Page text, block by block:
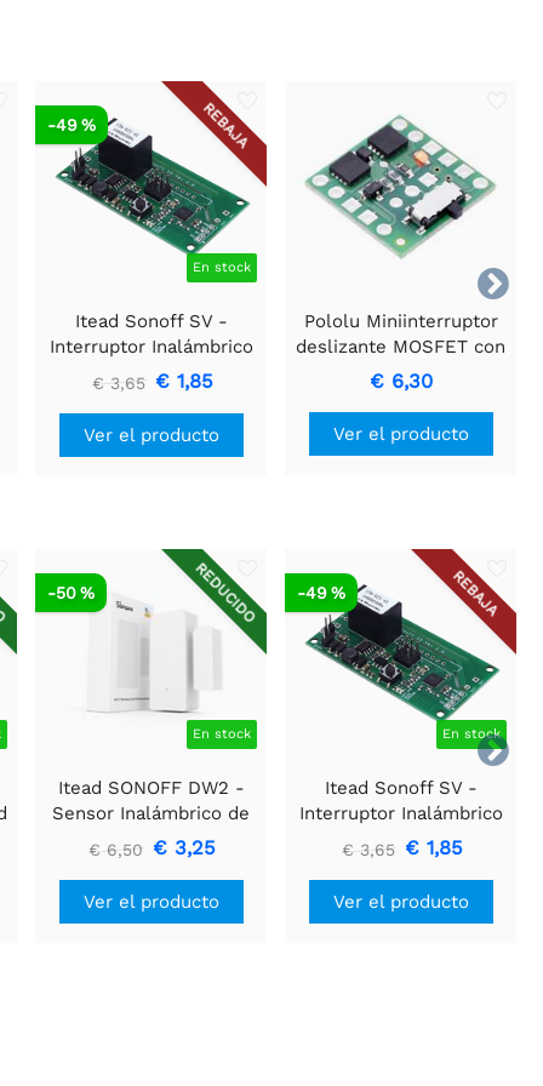

REBAJA
En stock
-49 %
Itead Sonoff SV -
Interruptor Inalámbrico
WiFi de Voltaje Seguro
€ 3,65 € 1,85
Ver el producto
Pololu Miniinterruptor
deslizante MOSFET con
protección de voltaje
inverso, LV
€ 6,30
Ver el producto

REDUCIDO
En stock
-50 %
Itead SONOFF DW2 -
Sensor Inalámbrico de
Puerta/Ventana Wi-Fi
€ 6,50 € 3,25
Ver el producto
REBAJA
En stock
-49 %
Itead Sonoff SV -
Interruptor Inalámbrico
WiFi de Voltaje Seguro
€ 3,65 € 1,85
Ver el producto